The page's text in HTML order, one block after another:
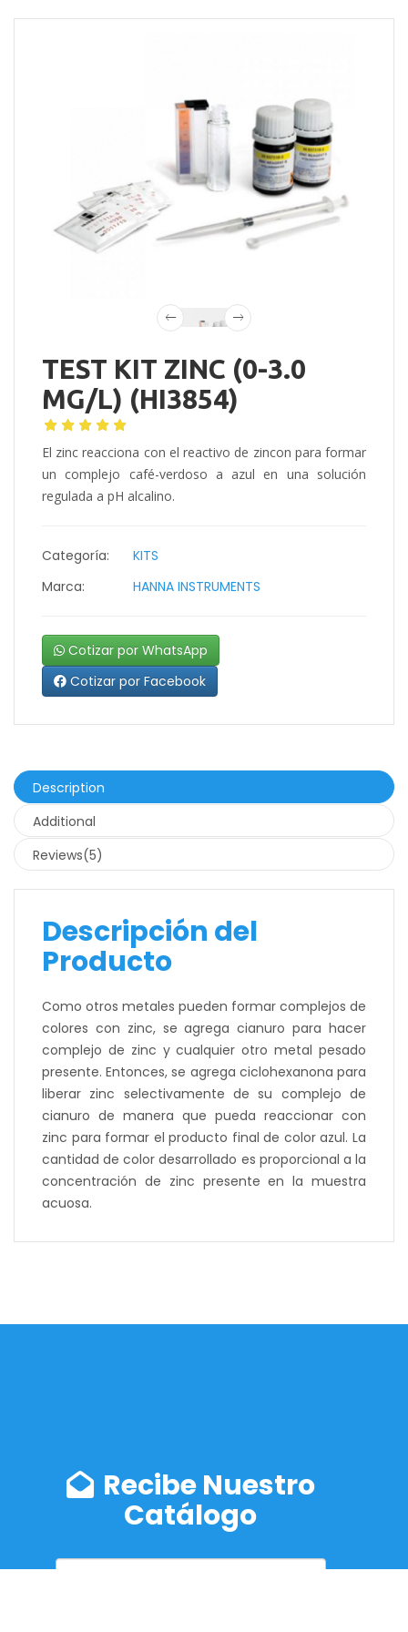
TEST KIT ZINC (0-3.0
MG/L) (HI3854)
El zinc reacciona con el reactivo de zincon para formar
un complejo café-verdoso a azul en una solución
regulada a pH alcalino.
Categoría:
KITS
Marca:
HANNA INSTRUMENTS
Cotizar por WhatsApp
Cotizar por Facebook
Description
Additional
Reviews(5)
Descripción del
Producto
Como otros metales pueden formar complejos de
colores con zinc, se agrega cianuro para hacer
complejo de zinc y cualquier otro metal pesado
presente. Entonces, se agrega ciclohexanona para
liberar zinc selectivamente de su complejo de
cianuro de manera que pueda reaccionar con
zinc para formar el producto final de color azul. La
cantidad de color desarrollado es proporcional a la
concentración de zinc presente en la muestra
acuosa.
Recibe Nuestro
Catálogo